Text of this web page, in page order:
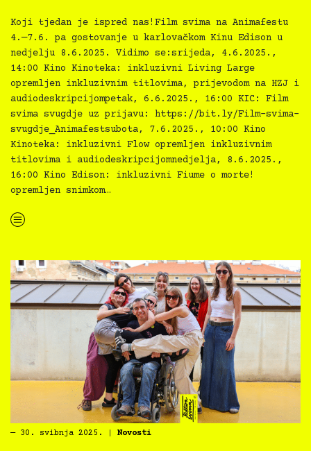
Koji tjedan je ispred nas!Film svima na Animafestu
4.—7.6. pa gostovanje u karlovačkom Kinu Edison u
nedjelju 8.6.2025. Vidimo se:srijeda, 4.6.2025.,
14:00 Kino Kinoteka: inkluzivni Living Large
opremljen inkluzivnim titlovima, prijevodom na HZJ i
audiodeskripcijompetak, 6.6.2025., 16:00 KIC: Film
svima svugdje uz prijavu: https://bit.ly/Film-svima-
svugdje_Animafestsubota, 7.6.2025., 10:00 Kino
Kinoteka: inkluzivni Flow opremljen inkluzivnim
titlovima i audiodeskripcijomnedjelja, 8.6.2025.,
16:00 Kino Edison: inkluzivni Fiume o morte!
opremljen snimkom…
“Film svima inkluzivni tjedan u Zagrebu i Karlovcu”
― 30. svibnja 2025. Novosti